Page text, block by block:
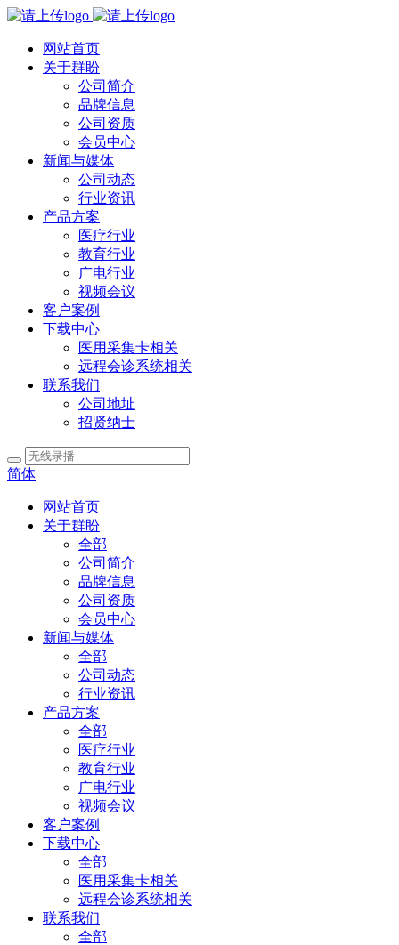
网站首页
关于群盼
公司简介
品牌信息
公司资质
会员中心
新闻与媒体
公司动态
行业资讯
产品方案
医疗行业
教育行业
广电行业
视频会议
客户案例
下载中心
医用采集卡相关
远程会诊系统相关
联系我们
公司地址
招贤纳士
简体
网站首页
关于群盼
全部
公司简介
品牌信息
公司资质
会员中心
新闻与媒体
全部
公司动态
行业资讯
产品方案
全部
医疗行业
教育行业
广电行业
视频会议
客户案例
下载中心
全部
医用采集卡相关
远程会诊系统相关
联系我们
全部